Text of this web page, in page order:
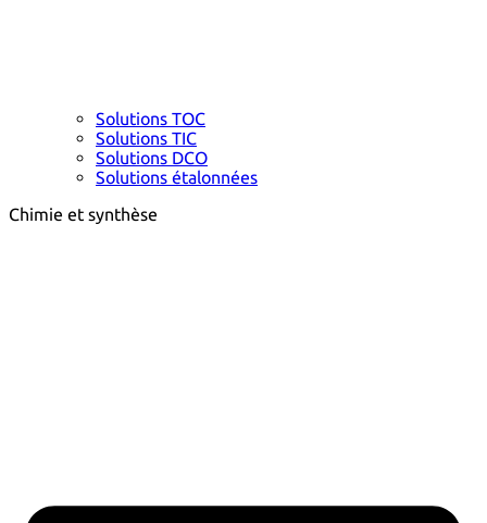
Solutions TOC
Solutions TIC
Solutions DCO
Solutions étalonnées
Chimie et synthèse